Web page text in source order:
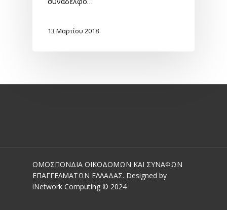
13 Μαρτίου 2018
ΟΜΟΣΠΟΝΔΙΑ ΟΙΚΟΔΟΜΩΝ ΚΑΙ ΣΥΝΑΦΩΝ
ΕΠΑΓΓΕΛΜΑΤΩΝ ΕΛΛΑΔΑΣ. Designed by
iNetwork Computing © 2024